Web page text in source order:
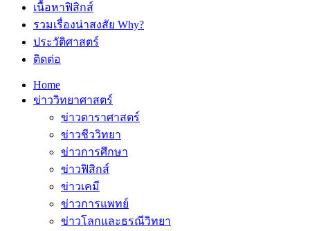
เนื้อหาฟิสิกส์
รวมเรื่องน่าสงสัย Why?
ประวัติศาสตร์
ติดต่อ
Home
ข่าววิทยาศาสตร์
ข่าวดาราศาสตร์
ข่าวชีววิทยา
ข่าวการศึกษา
ข่าวฟิสิกส์
ข่าวเคมี
ข่าวการแพทย์
ข่าวโลกและธรณีวิทยา